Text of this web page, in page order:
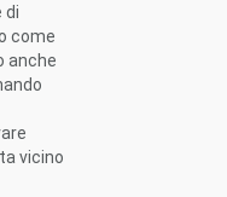
di
come
anche
vicino